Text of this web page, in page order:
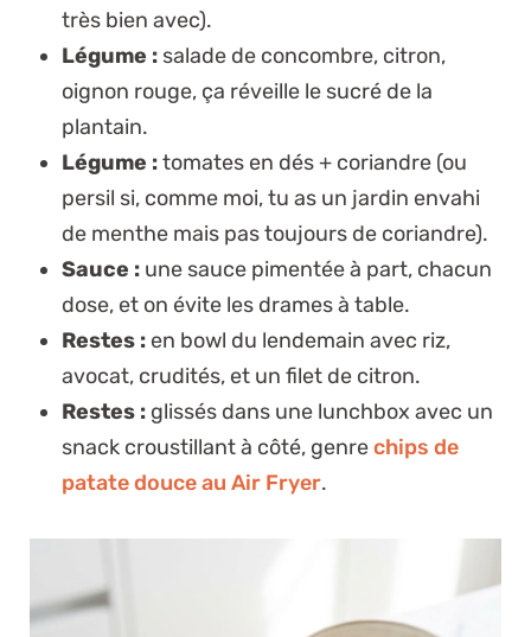
très bien avec).
Légume : salade de concombre, citron,
oignon rouge, ça réveille le sucré de la
plantain.
Légume :tomates en dés + coriandre (ou
persil si, comme moi, tu as un jardin envahi
de menthe mais pas toujours de coriandre).
Sauce : une sauce pimentée à part, chacun
dose, et on évite les drames à table.
Restes : en bowl du lendemain avec riz,
avocat, crudités, et un filet de citron.
Restes : glissés dans une lunchbox avec un
snack croustillant à côté, genrechips de
patate douce au Air Fryer.